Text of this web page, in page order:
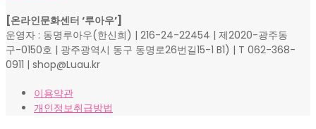
[온라인문화센터 ‘루아우’]
운영자 : 동명루아우(한신희) | 216-24-22454 | 제2020-광주동
구-0150호 | 광주광역시 동구 동명로26번길15-1 B1) | T 062-368-
0911 | shop@Luau.kr
이용약관
개인정보취급방법